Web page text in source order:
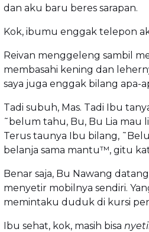
dan aku baru beres sarapan.
Kok, ibumu enggak telepon
Reivan menggeleng sambil
membasahi kening dan
saya juga enggak bilang apa-
Tadi subuh, Mas. Tadi Ibu
˜belum tahu, Bu, Bu Lia mau
Terus taunya Ibu bilang,
belanja sama mantu™, gitu
Benar saja, Bu Nawang
menyetir mobilnya sendiri.
memintaku duduk di kursi
Ibu sehat, kok, masih bisa